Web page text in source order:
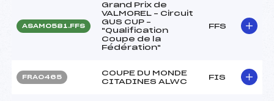
ASAM0581.FFS
Grand Prix de
VALMOREL – Circuit
GUS CUP –
"Qualification
Coupe de la
Fédération"
FFS
FRA0465
COUPE DU MONDE
CITADINES ALWC
FIS